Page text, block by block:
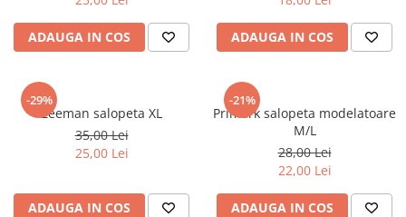
ADAUGA IN COS ADAUGA IN COS
-29%
Zeeman salopeta XL
35,00 Lei
25,00 Lei
ADAUGA IN COS
-21%
Primark salopeta modelatoare
M/L
28,00 Lei
22,00 Lei
ADAUGA IN COS